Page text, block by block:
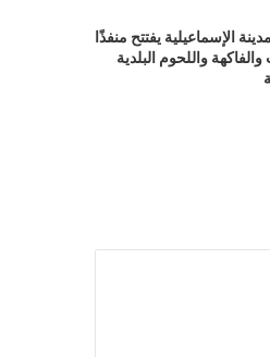
الإسماعيلية يفتتح منفذًا
واللحوم البلدية